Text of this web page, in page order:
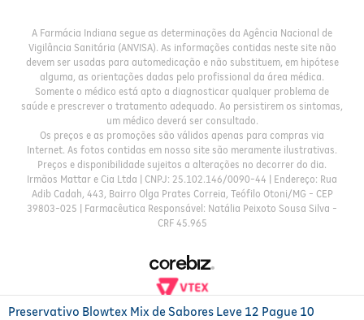
Preservativo Blowtex Mix de Sabores Leve 12 Pague 10
A Farmácia Indiana segue as determinações da Agência Nacional de
Vigilância Sanitária (ANVISA). As informações contidas neste site não
devem ser usadas para automedicação e não substituem, em hipótese
alguma, as orientações dadas pelo profissional da área médica.
Somente o médico está apto a diagnosticar qualquer problema de
saúde e prescrever o tratamento adequado. Ao persistirem os sintomas,
um médico deverá ser consultado.
Os preços e as promoções são válidos apenas para compras via
Internet. As fotos contidas em nosso site são meramente ilustrativas.
Preços e disponibilidade sujeitos a alterações no decorrer do dia.
Irmãos Mattar e Cia Ltda | CNPJ: 25.102.146/0090-44 | Endereço: Rua
Adib Cadah, 443, Bairro Olga Prates Correia, Teófilo Otoni/MG - CEP
39803-025 | Farmacêutica Responsável: Natália Peixoto Sousa Silva -
CRF 45.965